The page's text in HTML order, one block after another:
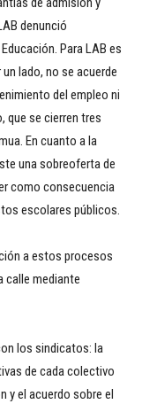
denunció
Para LAB es
lado, no se acuerde
del empleo ni
que se cierren tres
En cuanto a la
una sobreoferta de
como consecuencia
escolares públicos.
a estos procesos
calle mediante
los sindicatos: la
de cada colectivo
y el acuerdo sobre el